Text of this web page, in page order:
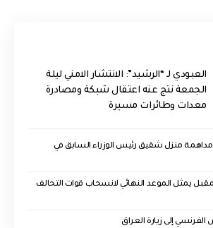
العبودي لـ “الرشيد”: الانتشار الامني ليلة
الجمعة نتج عنه اعتقال شبكة ومصادرة
معدات وطائرات مسيرة
مداهمة منزل شقيق رئيس الوزراء السابق في
أيلول المقبل يمثل الموعد النهائي لانسحاب قوات التحالف
الفرنسي إلى زيارة العراق